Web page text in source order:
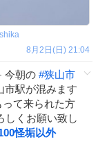
8月2日(日) 21:04
今朝の #狭山市
市駅が混みます
て来られた方
しくお願い致し
怪垢以外